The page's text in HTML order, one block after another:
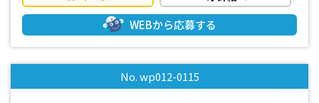
───── ┓ 自動車部品の吸音材という軽い素材の部品
の製造をするお仕事です ┗
───────────────────────────
───── ┛ ☆一人でコツコツ作業することが得意な方に
おすすめ！ ☆未経験の方でも先輩社員が丁寧に指導します
WEBから応募する
No. wp012-0115